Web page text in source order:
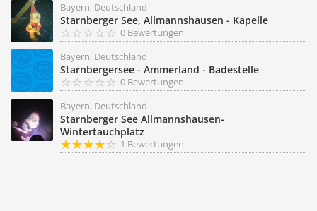
Bayern, Deutschland
Starnberger See, Allmannshausen - Kapelle
0 Bewertungen
Bayern, Deutschland
Starnbergersee - Ammerland - Badestelle
0 Bewertungen
Bayern, Deutschland
Starnberger See Allmannshausen-
Wintertauchplatz
1 Bewertungen